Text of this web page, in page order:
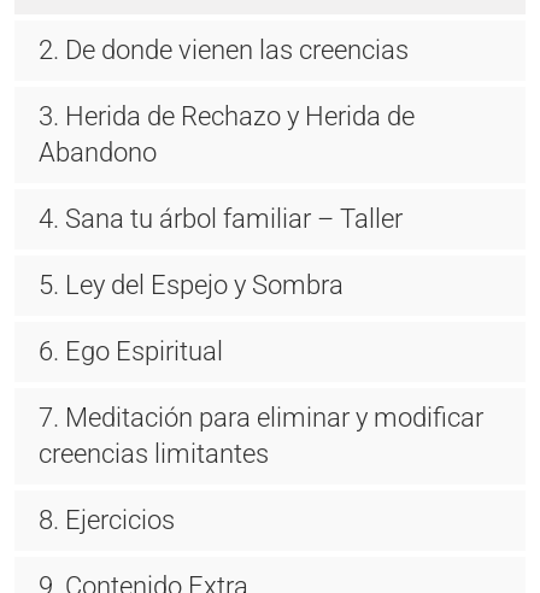
2. De donde vienen las creencias
3. Herida de Rechazo y Herida de
Abandono
4. Sana tu árbol familiar – Taller
5. Ley del Espejo y Sombra
6. Ego Espiritual
7. Meditación para eliminar y modificar
creencias limitantes
8. Ejercicios
9. Contenido Extra